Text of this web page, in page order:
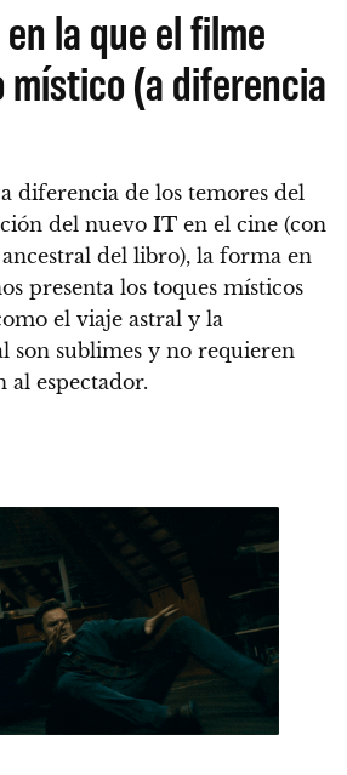
la que el filme
místico (a diferencia
diferencia de los temores del
del nuevo IT en el cine (con
del libro), la forma en
presenta los toques místicos
el viaje astral y la
son sublimes y no requieren
espectador.